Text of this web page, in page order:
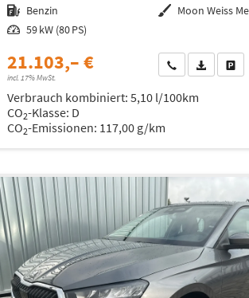
Kraftstoff Benzin Außenfarbe Moon Weiss
Leistung 59 kW (80 PS)
21.103,– €
incl. 17% MwSt.
Wir rufen Sie an
Verbrauch kombiniert: 5,10 l/100km
CO2-Klasse: D
CO2-Emissionen: 117,00 g/km